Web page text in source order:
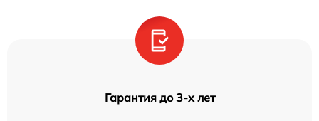
Гарантия до 3-х лет